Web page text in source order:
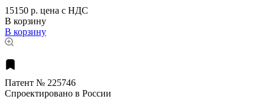
15150 р. цена с НДС
В корзину
В корзину
Патент № 225746
Спроектировано в России